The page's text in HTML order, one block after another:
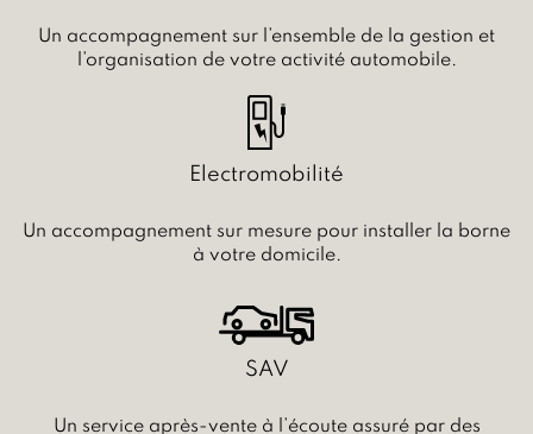
Un accompagnement sur l’ensemble de la gestion et
l’organisation de votre activité automobile.
Electromobilité
Un accompagnement sur mesure pour installer la borne
à votre domicile.
SAV
Un service après-vente à l’écoute assuré par des